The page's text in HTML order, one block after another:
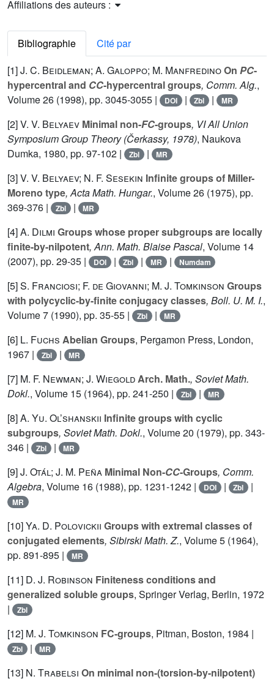
Affiliations des auteurs :
Bibliographie
Cité par
[1]J. C. Beidleman; A. Galoppo; M. ManfredinoOn PC-
hypercentral and CC-hypercentral groups, Comm. Alg.,
Volume 26 (1998), pp. 3045-3055 | DOI | Zbl | MR
[2]V. V. Belyaev Minimal non-FC-groups, VI All Union
Symposium Group Theory (Čerkassy, 1978), Naukova
Dumka, 1980, pp. 97-102 |
Zbl | MR
[3]V. V. Belyaev; N. F. Sesekin Infinite groups of Miller-
Moreno type, Acta Math. Hungar., Volume 26 (1975), pp.
369-376 |
Zbl | MR
[4]A. Dilmi Groups whose proper subgroups are locally
finite-by-nilpotent, Ann. Math. Blaise Pascal, Volume 14
(2007), pp. 29-35 |
DOI | Zbl | MR | Numdam
[5]S. Franciosi; F. de Giovanni; M. J. Tomkinson Groups
with polycyclic-by-finite conjugacy classes, Boll. U. M. I.,
Volume 7 (1990), pp. 35-55 | Zbl | MR
[6] L. Fuchs Abelian Groups, Pergamon Press, London,
1967 |
Zbl | MR
[7] M. F. Newman; J. WiegoldArch. Math., Soviet Math.
Dokl., Volume 15 (1964), pp. 241-250 | Zbl | MR
[8]A. Yu. Ol’shanskii Infinite groups with cyclic
subgroups, Soviet Math. Dokl., Volume 20 (1979), pp. 343-
346 |
Zbl | MR
[9]J. Otál; J. M. Peña Minimal Non-CC-Groups, Comm.
Algebra, Volume 16 (1988), pp. 1231-1242 | DOI | Zbl |
MR
[10]Ya. D. Polovickii Groups with extremal classes of
conjugated elements, Sibirski Math. Z., Volume 5 (1964),
pp. 891-895 |
MR
[11] D. J. Robinson Finiteness conditions and
generalized soluble groups, Springer Verlag, Berlin, 1972
|
Zbl
[12] M. J. Tomkinson FC-groups, Pitman, Boston, 1984 |
Zbl | MR
[13] N. Trabelsi On minimal non-(torsion-by-nilpotent)